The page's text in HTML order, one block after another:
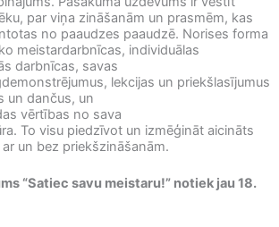
par viņa zināšanām un prasmēm, kas
no paaudzes paaudzē. Norises forma
meistardarbnīcas, individuālas
darbnīcas, savas
lekcijas un priekšlasījumus
un dančus, un
vērtības no sava
To visu piedzīvot un izmēģināt aicināts
un bez priekšzināšanām.
“Satiec savu meistaru!” notiek jau 18.